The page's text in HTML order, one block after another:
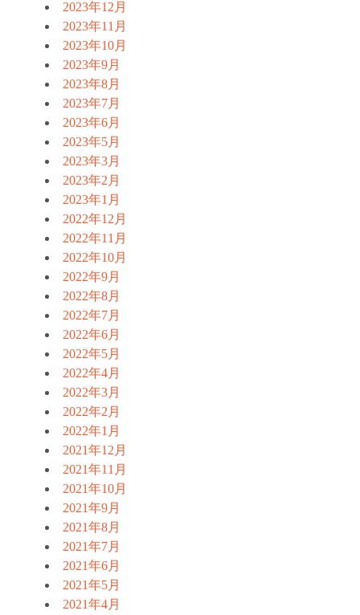
2023年12月
2023年11月
2023年10月
2023年9月
2023年8月
2023年7月
2023年6月
2023年5月
2023年3月
2023年2月
2023年1月
2022年12月
2022年11月
2022年10月
2022年9月
2022年8月
2022年7月
2022年6月
2022年5月
2022年4月
2022年3月
2022年2月
2022年1月
2021年12月
2021年11月
2021年10月
2021年9月
2021年8月
2021年7月
2021年6月
2021年5月
2021年4月